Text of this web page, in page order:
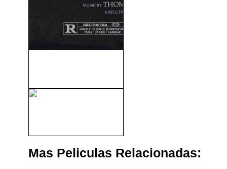
Mas Peliculas Relacionadas: